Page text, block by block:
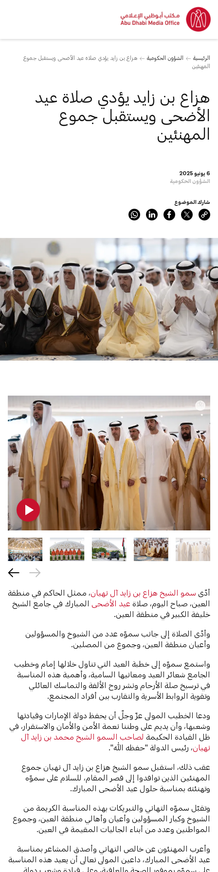
الرئيسية الشؤون الحكومية
هزاع بن زايد يؤدي صلاة عيد الأضحى ويستقبل جموع
المهنئين
6 يونيو 2025
الشؤون الحكومية
هزاع بن زايد يؤدي صلاة عيد
الأضحى ويستقبل جموع
المهنئين
شارك الموضوع
أدّى سمو الشيخ هزاع بن زايد آل نهيان، ممثل الحاكم في منطقة
العين، صباح اليوم، صلاة عيد الأضحى المبارك في جامع الشيخ
خليفة الكبير في منطقة العين.
وأدّى الصلاة إلى جانب سموّه عدد من الشيوخ والمسؤولين
وأعيان منطقة العين، وجموع من المصلين.
واستمع سموّه إلى خطبة العيد التي تناول خلالها إمام وخطيب
الجامع شعائر العيد ومعانيها السامية، وأهمية هذه المناسبة
في ترسيخ صلة الأرحام ونشر روح الألفة والتماسك العائلي
وتقوية الروابط الأسرية والتقارب بين أفراد المجتمع.
ودعا الخطيب المولى عزّ وجلّ أن يحفظ دولة الإمارات وقيادتها
وشعبها، وأن يديم على وطننا نعمة الأمن والأمان والاستقرار، في
ظل القيادة الحكيمة لصاحب السمو الشيخ محمد بن زايد آل
نهيان، رئيس الدولة "حفظه الله".
عقب ذلك، استقبل سمو الشيخ هزاع بن زايد آل نهيان جموع
المهنئين الذين توافدوا إلى قصر المقام، للسلام على سموّه
وتهنئته بمناسبة حلول عيد الأضحى المبارك.
وتقبّل سموّه التهاني والتبريكات بهذه المناسبة الكريمة من
الشيوخ وكبار المسؤولين وأعيان وأهالي منطقة العين، وجموع
المواطنين وعدد من أبناء الجاليات المقيمة في العين.
وأعرب المهنئون عن خالص التهاني وأصدق المشاعر بمناسبة
عيد الأضحى المبارك، داعين المولى تعالى أن يعيد هذه المناسبة
على سموّه بموفور الصحة والعافية، وعلى قيادة وشعب دولة